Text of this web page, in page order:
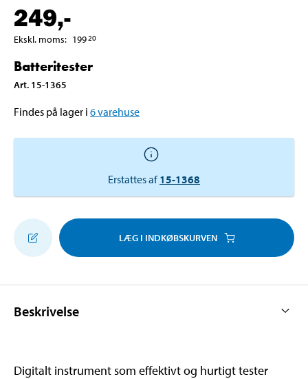
249,-
Ekskl. moms: 19920
Batteritester
Art. 15-1365
Findes på lager i 6varehuse
Erstattes af 15-1368
LÆG I INDKØBSKURVEN
Beskrivelse
Digitalt instrument som effektivt og hurtigt tester